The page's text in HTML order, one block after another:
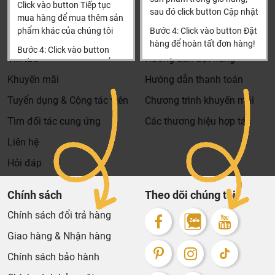
Hiện tại chúng tôi có rất nhiềuchương trình khuyến
mãi hấp dẫn, để biết chi tiết vui lòng chat hoặc gọi điện
vào hotline để được tư vấn chi tiết
Click vào button Tiếp tục
mua hàng để mua thêm sản
phẩm khác của chúng tôi
Bước 4: Click vào button
Tiến hành thanh toán để
thanh toán đơn hàng của
Xin cảm ơn khách hàng!!!
sau đó click button Cập nhật
Bước 4: Click vào button Đặt
hàng để hoàn tất đơn hàng!
Xin cảm ơn khách hàng!!!
Thông tin
Tìm đại lý & Hợp tác
Tin tức
Khuyến mãi
Tuyển dụng & Cộng tác viên
Tìm đối tác cung ứng
Liên hệ
Hỏi đáp
Thông tin thêm
Hướng dẫn mua hàng
Hướng dẫn đặt hàng
Hướng dẫn thanh toán
Chương trình khuyến mãi
Các thương hiệu hợp tác
Chính sách
Chính sách đổi trả hàng
Giao hàng & Nhận hàng
Chính sách bảo hành
Theo dõi chúng tôi